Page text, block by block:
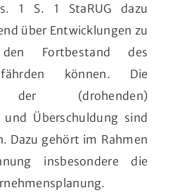
1 S. 1 StaRUG dazu
über Entwicklungen zu
Fortbestand des
können. Die
der (drohenden)
und Überschuldung sind
Dazu gehört im Rahmen
insbesondere die